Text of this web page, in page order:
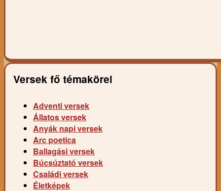
Versek fő témakörei
Adventi versek
Állatos versek
Anyák napi versek
Arc poetica
Ballagási versek
Búcsúztató versek
Családi versek
Életképek